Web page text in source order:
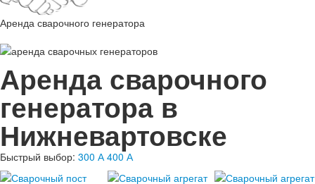
Аренда сварочного генератора
Аренда сварочного
генератора в
Нижневартовске
Быстрый выбор: 300 А 400 А